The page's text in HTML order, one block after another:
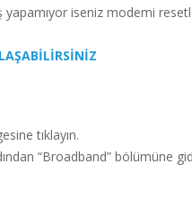
yapamıyor iseniz modemi
tıklayın.
“Broadband” bölümüne